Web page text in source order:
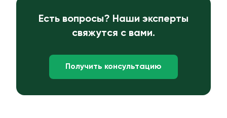
Есть вопросы? Наши эксперты
свяжутся с вами.
Получить консультацию